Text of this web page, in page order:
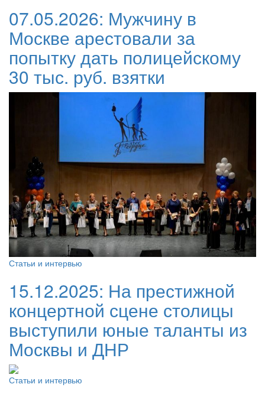
07.05.2026: Мужчину в
Москве арестовали за
попытку дать полицейскому
30 тыс. руб. взятки
Статьи и интервью
15.12.2025: На престижной
концертной сцене столицы
выступили юные таланты из
Москвы и ДНР
Статьи и интервью